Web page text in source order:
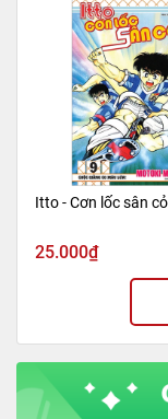
Itto - Cơn lốc sân
25.000₫